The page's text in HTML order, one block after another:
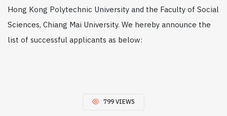
Hong Kong Polytechnic University and the Faculty of Social
Sciences, Chiang Mai University. We hereby announce the
list of successful applicants as below:
799 VIEWS